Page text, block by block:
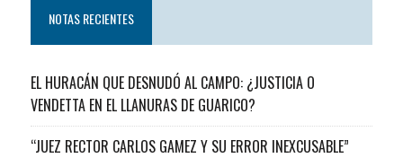
NOTAS RECIENTES
EL HURACÁN QUE DESNUDÓ AL CAMPO: ¿JUSTICIA O
VENDETTA EN EL LLANURAS DE GUARICO?
“JUEZ RECTOR CARLOS GAMEZ Y SU ERROR INEXCUSABLE”